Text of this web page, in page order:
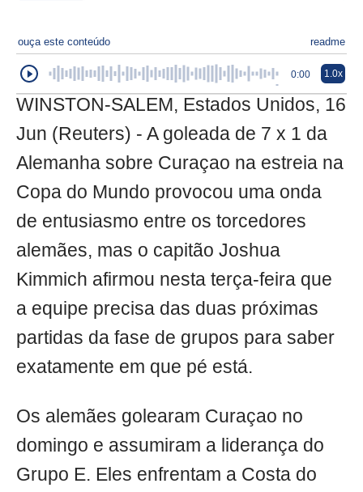
ouça este conteúdo readme
0:00 1.0x
WINSTON-SALEM, Estados Unidos, 16
Jun (Reuters) - A goleada de 7 x 1 da
Alemanha sobre Curaçao na estreia na
Copa do Mundo provocou uma onda
de entusiasmo entre os torcedores
alemães, mas o capitão Joshua
Kimmich afirmou nesta terça-feira que
a equipe precisa das duas próximas
partidas da fase de grupos para saber
exatamente em que pé está.
Os alemães golearam Curaçao no
domingo e assumiram a liderança do
Grupo E. Eles enfrentam a Costa do